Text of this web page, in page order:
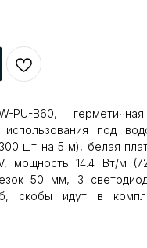
PU-B60,
использования под
шт на 5 м), белая
мощность 14.4 Вт/м
50 мм, 3
скобы идут в